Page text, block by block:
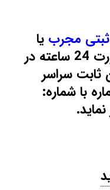
مجرب یا
به صورت 24 ساعته در
ثابت سراسر
با شماره: